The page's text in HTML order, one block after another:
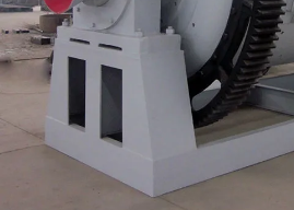
ΓΎΡΟΣ
ΕΡΓΟΣΤΑΣΊΩΝ
ΠΟΙΟΤΙΚΌΣ
ΈΛΕΓΧΟΣ